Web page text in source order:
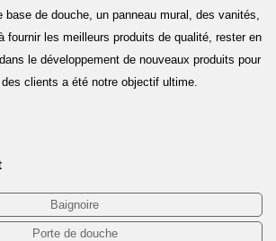
base de douche, un panneau mural, des vanités,
fournir les meilleurs produits de qualité, rester en
le développement de nouveaux produits pour
clients a été notre objectif ultime.
Baignoire
Porte de douche